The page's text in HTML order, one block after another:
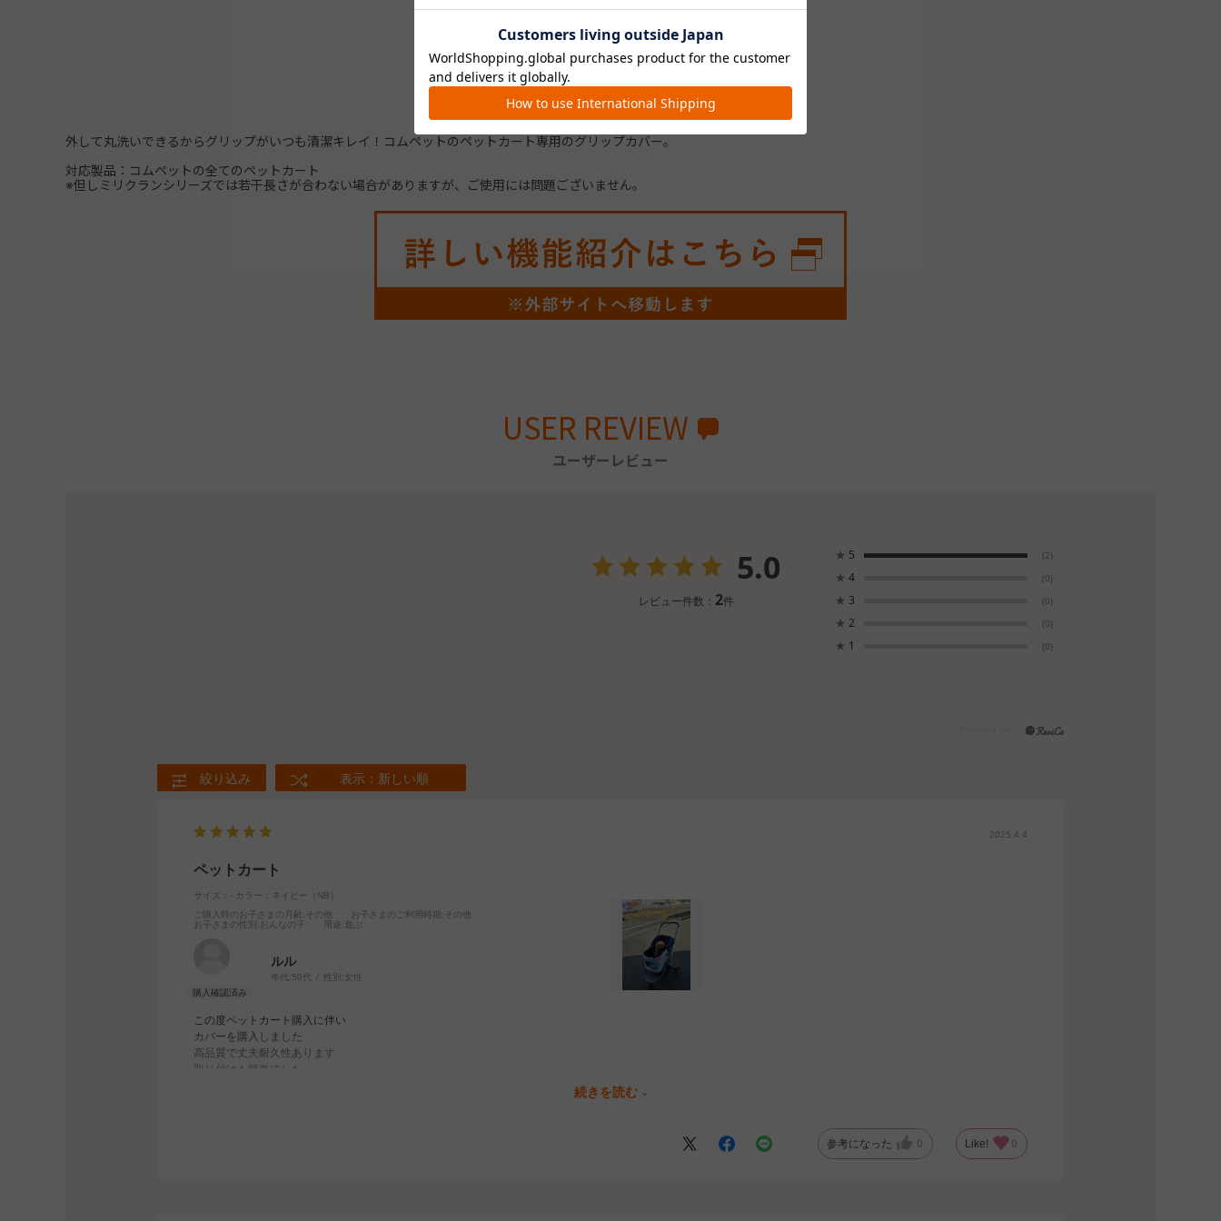
外して丸洗いできるからグリップがいつも清潔キレイ！コムペットのペットカート専用のグリップカバー。
対応製品：コムペットの全てのペットカート
※但しミリクランシリーズでは若干長さが合わない場合がありますが、ご使用には問題ございません。
USER REVIEW
ユーザーレビュー
5.0
レビュー件数： 2件
★ 5 (2)
★ 4 (0)
★ 3 (0)
★ 2 (0)
★ 1 (0)
絞り込み 表示：新しい順
2025.4.4
ペットカート
サイズ：- カラー：ネイビー（NB）
ご購入時のお子さまの月齢 :その他 お子さまのご利用時期 :その他
お子さまの性別 :おんなの子 用途 :遊ぶ
ルル
年代:50代 性別: 女性
この度ペットカート購入に伴い
カバーを購入しました
高品質で丈夫耐久性あります
取り付けも簡単でした
続きを読む
参考になった 0 Like! 0